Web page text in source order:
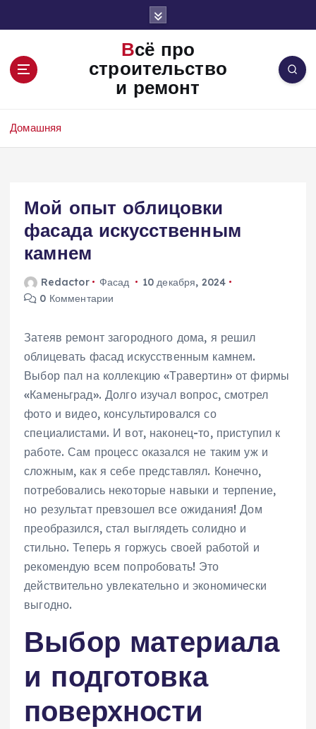
Всё про
строительство
и ремонт
Домашняя
Мой опыт облицовки
фасада искусственным
камнем
Redactor Фасад
10 декабря, 2024
0 Комментарии
Затеяв ремонт загородного дома, я решил
облицевать фасад искусственным камнем.
Выбор пал на коллекцию «Травертин» от фирмы
«Каменьград». Долго изучал вопрос, смотрел
фото и видео, консультировался со
специалистами. И вот, наконец-то, приступил к
работе. Сам процесс оказался не таким уж и
сложным, как я себе представлял. Конечно,
потребовались некоторые навыки и терпение,
но результат превзошел все ожидания! Дом
преобразился, стал выглядеть солидно и
стильно. Теперь я горжусь своей работой и
рекомендую всем попробовать! Это
действительно увлекательно и экономически
выгодно.
Выбор материала
и подготовка
поверхности